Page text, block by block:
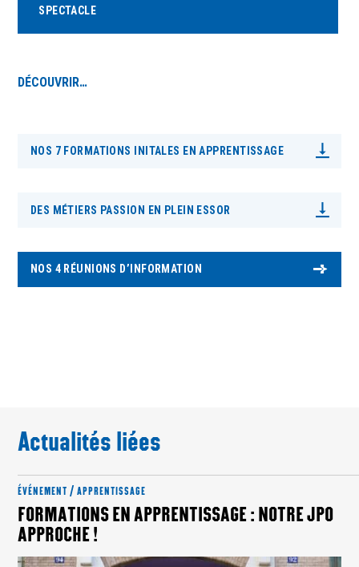
SPECTACLE
DÉCOUVRIR…
NOS 7 FORMATIONS INITALES EN APPRENTISSAGE
DES MÉTIERS PASSION EN PLEIN ESSOR
NOS 4 RÉUNIONS D’INFORMATION
Actualités liées
ÉVÉNEMENT / APPRENTISSAGE
FORMATIONS EN APPRENTISSAGE : NOTRE JPO
APPROCHE !